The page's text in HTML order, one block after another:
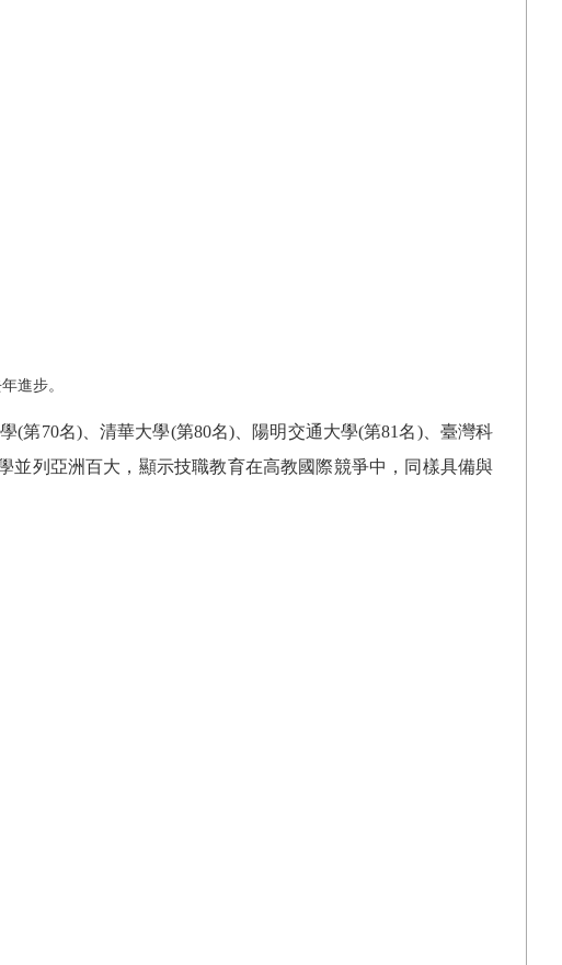
進步。
(第70名)、清華大學(第80名) 、陽明交通大學(第81名)、臺灣科
列亞洲百大，顯示技職教育在高教國際競爭中，同樣具備與